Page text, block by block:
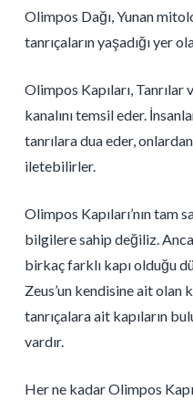
Olimpos Dağı, Yunan
tanrıçaların yaşadığı yer
Olimpos Kapıları,
kanalını temsil eder.
tanrılara dua eder,
iletebilirler.
Olimpos Kapıları’nın tam
bilgilere sahip değiliz.
birkaç farklı kapı olduğu
Zeus’un kendisine ait olan
tanrıçalara ait kapıların
vardır.
Her ne kadar Olimpos